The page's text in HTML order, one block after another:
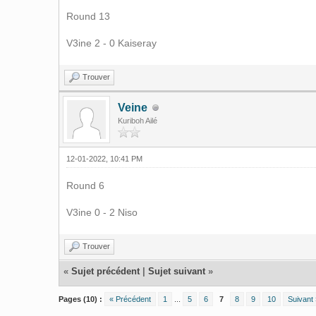
Round 13
V3ine 2 - 0 Kaiseray
Trouver
Veine
Kuriboh Ailé
12-01-2022, 10:41 PM
Round 6
V3ine 0 - 2 Niso
Trouver
« Sujet précédent| Sujet suivant»
Pages (10) : « Précédent 1 5 6 7 8 9 10 Suivant